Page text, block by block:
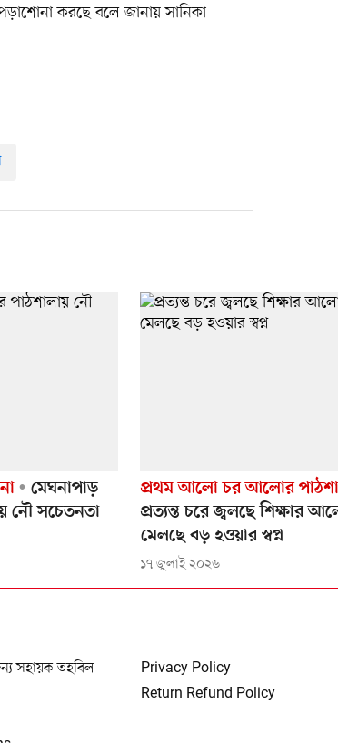
করছে বলে জানায় সানিকা
মেঘনাপাড়
নৌ সচেতনতা
প্রথম আলো চর আলোর
প্রত্যন্ত চরে জ্বলছে শিক্ষার
মেলছে বড় হওয়ার স্বপ্ন
১৭ জুলাই ২০২৬
সহায়ক তহবিল
Privacy Policy
Return Refund Policy